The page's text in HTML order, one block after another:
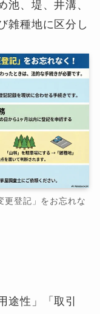
池、堤、井溝、
雑種地に区分し
更登記」をお忘れな
途性」「取引